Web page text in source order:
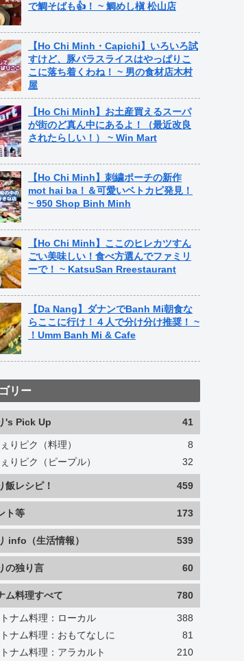
で鯛そばも👍！ ~ 鯛めし槇 松山店
【Ho Chi Minh・Capichi】いろいろ試
すけど、豚バラスライスはやっぱりこ
こに落ち着くわね！ ~ 男の食材店木村
屋
【Ho Chi Minh】お土産買えるスーパ
が街のど真ん中にあるよ！（最近改良
されたらしい！） ~ Win Mart
【Ho Chi Minh】刺繍ポーチの新作
mot hai ba！＆可愛いベトカピ発見！
~ 950 Shop Binh Minh
【Ho Chi Minh】ここのヒレカツすん
ごい美味しい！食べ方選んでファミリ
ーで！ ~ KatsuSan Rreestaurant
【Da Nang】ダナンでBanh Mi朝食な
らここに行け！４人で分け分け推奨！ ~
！Umm Banh Mi & Cafe
リー
's Pick Up 41
りピク（料理）
8
りピク（ピープル）
32
飯レシピ！ 459
ト等 173
info（生活情報） 539
の独り言 60
ム料理すべて 780
ナム料理：ローカル
388
ナム料理：おもてなしに
81
ナム料理：アラカルト
210